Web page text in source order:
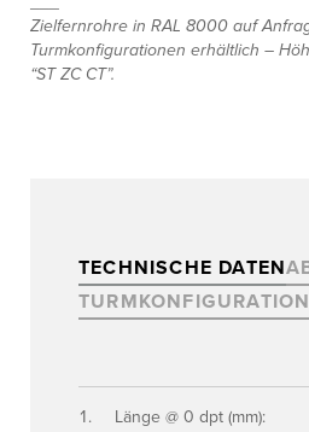
Zielfernrohre in RAL 8000 auf
Turmkonfigurationen erhältlich –
“ST ZC CT”.
TECHNISCHE DATEN
TURMKONFIGURATION
Länge @ 0 dpt (mm):